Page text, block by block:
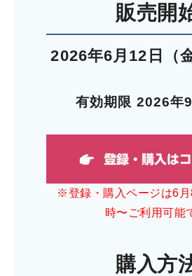
販売開
2026年6 月12 日（
有効期限 2026年
※登録・購入ページは6
時〜ご利用可能
購入方